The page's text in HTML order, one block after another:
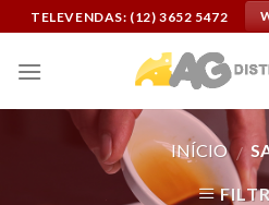
Skip
content
TELEVENDAS: (12) 3652 5472
INÍCIO /